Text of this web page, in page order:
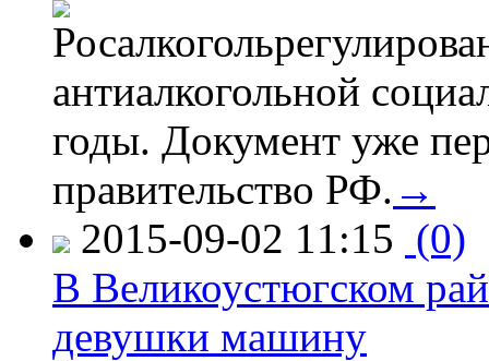
антиалкогольной
годы. Документ уже
правительство РФ. →
2015-09-02 11:15 (0)
В Великоустюгском
девушки машину